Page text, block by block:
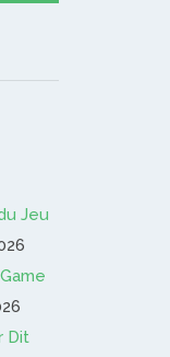
Jeu
Dit